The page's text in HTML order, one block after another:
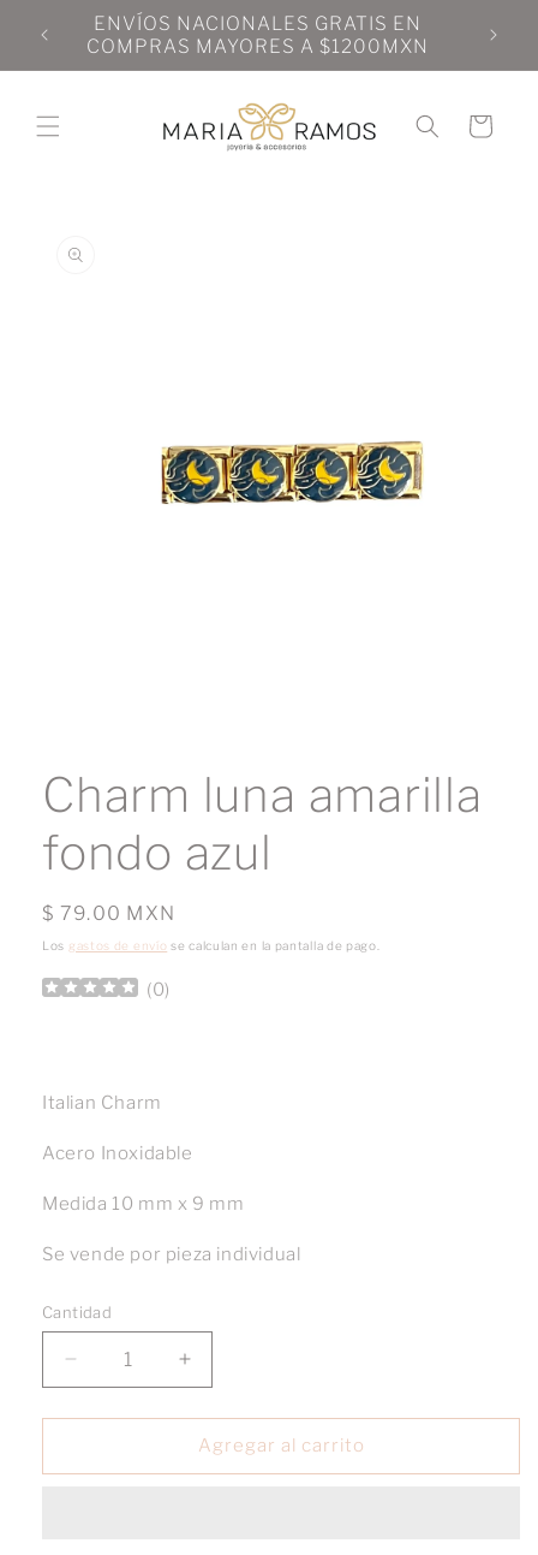
directamente
al contenido
ENVÍOS NACIONALES GRATIS EN
COMPRAS MAYORES A $1200MXN
Carrito
información
1
en
ventana
modal
Charm luna amarilla
fondo azul
Precio
habitual
$ 79.00 MXN
Los gastos de envío se calculan en la pantalla de pago.
(0)
Italian Charm
Acero Inoxidable
Medida 10 mm x 9 mm
Se vende por pieza individual
Cantidad
Reducir
cantidad
para
luna
Aumentar
cantidad
para
Charm
luna
Agregar al carrito